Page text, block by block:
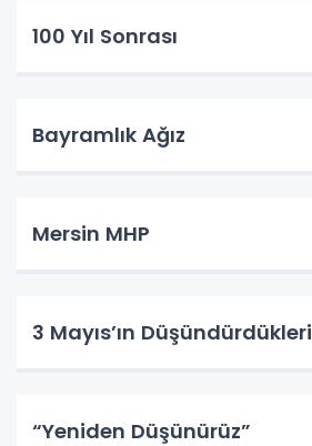
100 Yıl Sonrası
Bayramlık Ağız
Mersin MHP
3 Mayıs’ın Düşündürdükleri
“Yeniden Düşünürüz”